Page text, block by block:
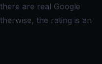
are real Google
the rating is an